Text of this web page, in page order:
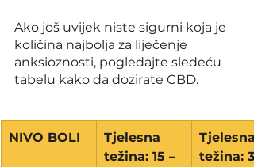
Ako još uvijek niste sigurni koja je
količina najbolja za liječenje
anksioznosti, pogledajte sledeću
tabelu kako da dozirate CBD.
NIVO BOLI
Tjelesna
težina: 15 –
​Tjelesna
težina: